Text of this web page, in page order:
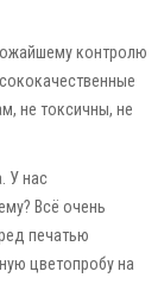
контролю
не токсичны, не
У нас
Всё очень
печатью
цветопробу на